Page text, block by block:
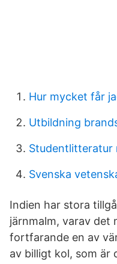
Hur mycket får
Utbildning
Studentlitteratur
Svenska
Indien har stora
järnmalm, varav det
fortfarande en av
av billigt kol, som är